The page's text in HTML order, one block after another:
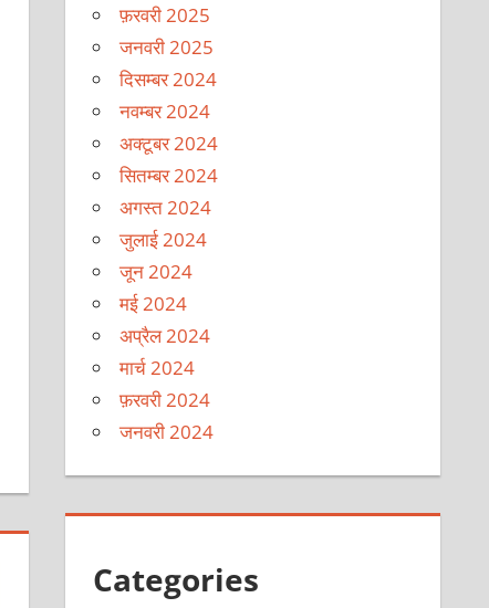
फ़रवरी 2025
जनवरी 2025
दिसम्बर 2024
नवम्बर 2024
अक्टूबर 2024
सितम्बर 2024
अगस्त 2024
जुलाई 2024
जून 2024
मई 2024
अप्रैल 2024
मार्च 2024
फ़रवरी 2024
जनवरी 2024
Categories